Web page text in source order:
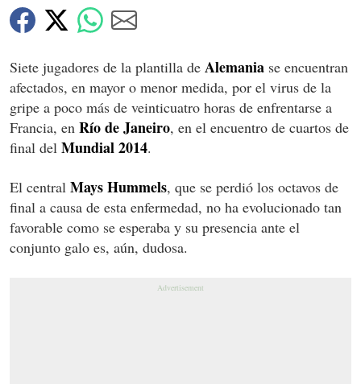
Siete jugadores de la plantilla de Alemania se encuentran
afectados, en mayor o menor medida, por el virus de la
gripe a poco más de veinticuatro horas de enfrentarse a
Francia, en Río de Janeiro, en el encuentro de cuartos de
final del Mundial 2014.
El central Mays Hummels, que se perdió los octavos de
final a causa de esta enfermedad, no ha evolucionado tan
favorable como se esperaba y su presencia ante el
conjunto galo es, aún, dudosa.